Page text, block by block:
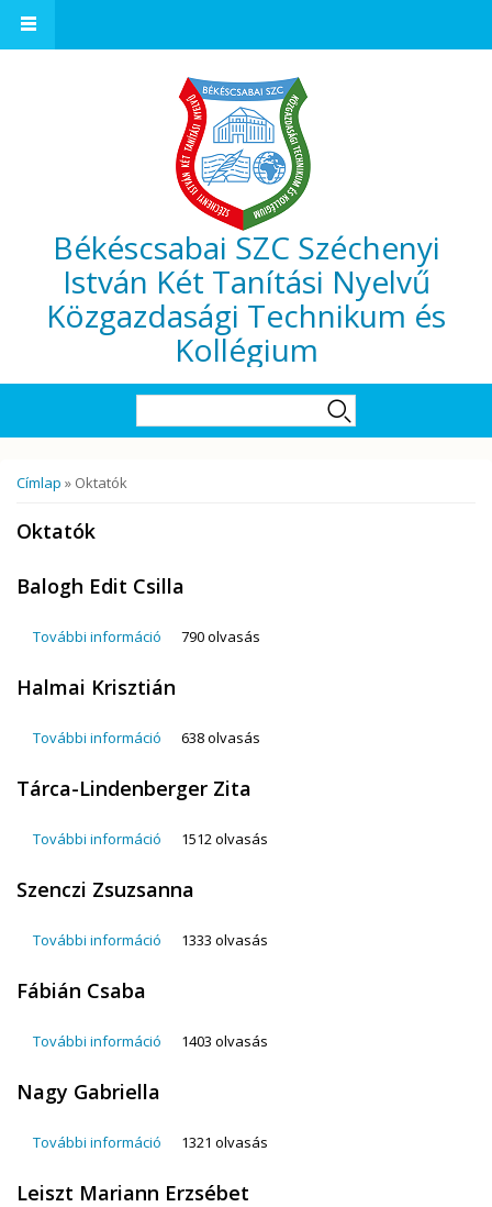
Békéscsabai SZC Széchenyi
István Két Tanítási Nyelvű
Közgazdasági Technikum és
Kollégium
Jelenlegi hely
Címlap » Oktatók
Oktatók
Balogh Edit Csilla
További információ Balogh Edit Csilla tartalommal kapcsolatosan
790 olvasás
Halmai Krisztián
További információ Halmai Krisztián tartalommal kapcsolatosan
638 olvasás
Tárca-Lindenberger Zita
További információ Tárca-Lindenberger Zita tartalommal
1512 olvasás
Szenczi Zsuzsanna
További információ Szenczi Zsuzsanna tartalommal kapcsolatosan
1333 olvasás
Fábián Csaba
További információ Fábián Csaba tartalommal kapcsolatosan
1403 olvasás
Nagy Gabriella
További információ Nagy Gabriella tartalommal kapcsolatosan
1321 olvasás
Leiszt Mariann Erzsébet